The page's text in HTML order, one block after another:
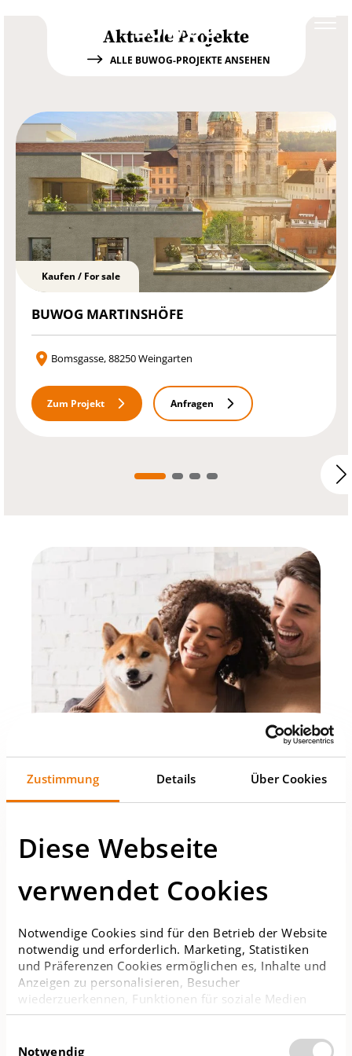
Zustimmung Details Über Cookies
Diese Webseite
verwendet Cookies
Notwendige Cookies sind für den Betrieb der Website
notwendig und erforderlich. Marketing, Statistiken
und Präferenzen Cookies ermöglichen es, Inhalte und
Anzeigen zu personalisieren, Besucher
wiederzuerkennen, Funktionen für soziale Medien
anzubieten sowie Zugriffe auf die Website zu
Cookie Kategorien Marketing und Statistik teilweise
Notwendig
Jetzt die perfekte Immobilie
Neuer Wohnraum in Berlin-Neukölln: In sieben
Gebäuden entstehen 173 Miet- und
Eigentumswohnungen.
Suche starten
Aktuelle Projekte
ALLE BUWOG-PROJEKTE ANSEHEN
Kaufen / For sale
BUWOG MARTINSHÖFE
Bomsgasse, 88250 Weingarten
Zum Projekt Anfragen
GLÜCKLICH
WOHNEN
MEHR ERFAHREN